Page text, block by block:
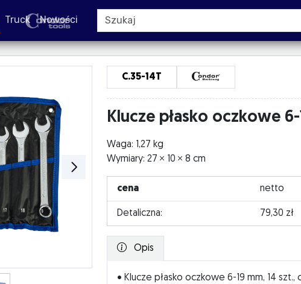
Truck Nowości
C.35-14T
Klucze płasko oczkowe
Waga: 1,27 kg
Wymiary: 27
10 8 cm
cena netto
Detaliczna: 79,30 zł
Opis
• Klucze płasko oczkowe 6-19 mm, 14 szt.,